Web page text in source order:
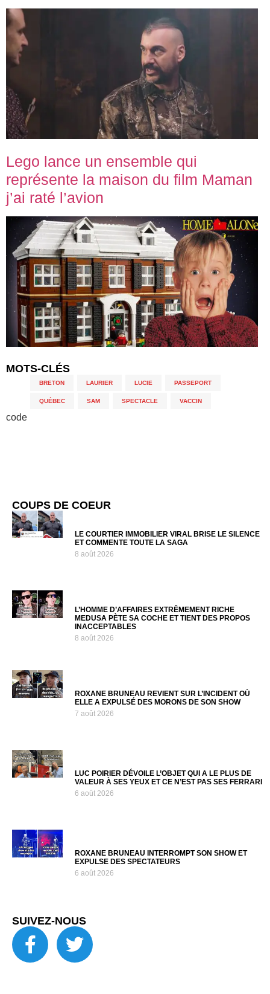
Lego lance un ensemble qui
représente la maison du film Maman
j’ai raté l’avion
MOTS-CLÉS
BRETON LAURIER LUCIE PASSEPORT
QUÉBEC SAM SPECTACLE VACCIN
code
COUPS DE COEUR
LE COURTIER IMMOBILIER VIRAL BRISE LE SILENCE
ET COMMENTE TOUTE LA SAGA
8 août 2026
L’HOMME D’AFFAIRES EXTRÊMEMENT RICHE
MEDUSA PÈTE SA COCHE ET TIENT DES PROPOS
INACCEPTABLES
8 août 2026
ROXANE BRUNEAU REVIENT SUR L’INCIDENT OÙ
ELLE A EXPULSÉ DES MORONS DE SON SHOW
7 août 2026
LUC POIRIER DÉVOILE L’OBJET QUI A LE PLUS DE
VALEUR À SES YEUX ET CE N’EST PAS SES FERRARI
6 août 2026
ROXANE BRUNEAU INTERROMPT SON SHOW ET
EXPULSE DES SPECTATEURS
6 août 2026
SUIVEZ-NOUS